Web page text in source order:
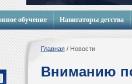
Спектакль Горьковский
Мобильный городок
обучение Навигаторы детства
Главная/ Новости
Вниманию